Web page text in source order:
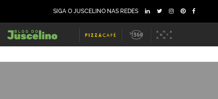
SIGA O JUSCELINO NAS REDES